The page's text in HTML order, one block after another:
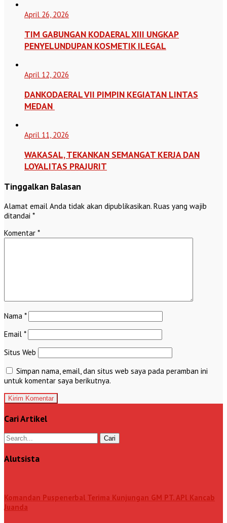
April 26, 2026
TIM GABUNGAN KODAERAL XIII UNGKAP
PENYELUNDUPAN KOSMETIK ILEGAL
April 12, 2026
DANKODAERAL VII PIMPIN KEGIATAN LINTAS
MEDAN
April 11, 2026
WAKASAL, TEKANKAN SEMANGAT KERJA DAN
LOYALITAS PRAJURIT
Tinggalkan Balasan
Alamat email Anda tidak akan dipublikasikan. Ruas yang wajib
ditandai *
Komentar *
Nama *
Email *
Situs Web
Simpan nama, email, dan situs web saya pada peramban ini
untuk komentar saya berikutnya.
Cari Artikel
Alutsista
Komandan Puspenerbal Terima Kunjungan GM PT. APl Kancab
Juanda